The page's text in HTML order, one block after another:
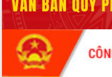
Xây dựng nông thôn mới: Nâng cao đời
sống người dân từ những mô hình thiết
thực
Quyết liệt tháo gỡ vướng mắc, đẩy
nhanh tiến độ các dự án trọng điểm
trong Khu kinh tế Nam Phú Yên
Hòn Yến phát triển du lịch gắn với bảo